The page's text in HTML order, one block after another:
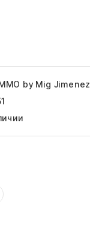
by Mig Jimenez